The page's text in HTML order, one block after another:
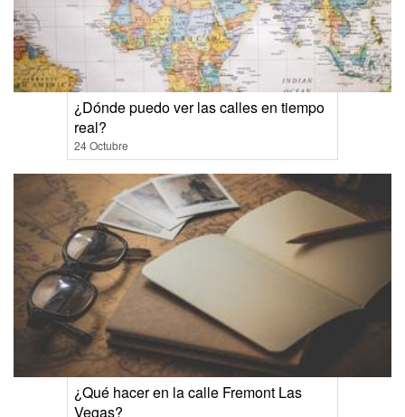
¿Dónde puedo ver las calles en tiempo
real?
24 Octubre
¿Qué hacer en la calle Fremont Las
Vegas?